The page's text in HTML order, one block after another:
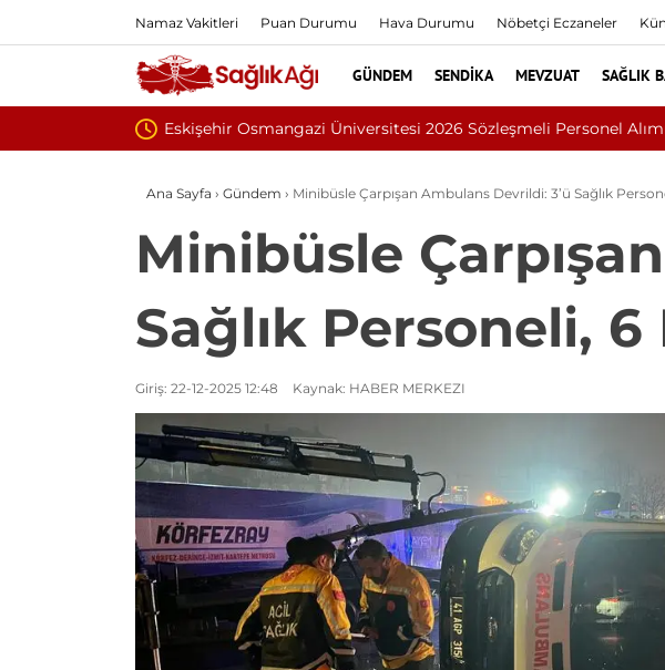
Namaz Vakitleri Puan Durumu Hava Durumu Nöbetçi Eczaneler
GÜNDEM SENDIKA MEVZUAT SAĞLIK
İnönü Üniversitesi 131
Ana Sayfa › Gündem › Minibüsle Çarpışan Ambulans Devrildi: 3’ü Sağlık
Minibüsle
Sağlık Personeli, 6
Giriş: 22-12-2025 12:48 Kaynak: HABER MERKEZI